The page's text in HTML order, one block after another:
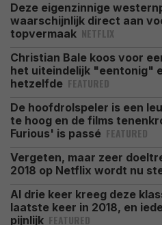
Deze eigenzinnige
waarschijnlijk direct aan
topvermaak NETFLIX
Christian Bale koos voor
het uiteindelijk "eentonig"
hetzelfde FEATURED
De hoofdrolspeler is een
te hoog en de films
Furious' is passé FEATURED
Vergeten, maar zeer
2018 op Netflix wordt nu
Al drie keer kreeg deze
laatste keer in 2018, en
pijnlijk FEATURED